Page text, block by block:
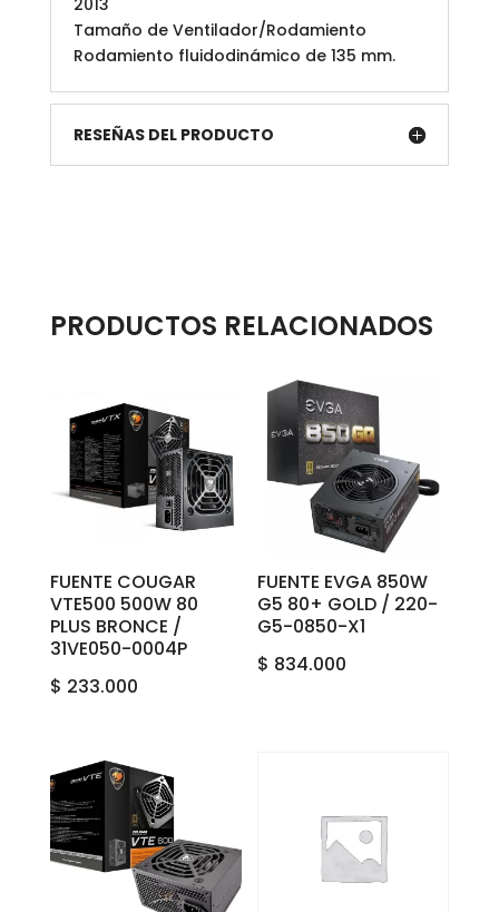
2013
Tamaño de Ventilador/Rodamiento
Rodamiento fluidodinámico de 135 mm.
RESEÑAS DEL PRODUCTO
PRODUCTOS RELACIONADOS
FUENTE COUGAR
VTE500 500W 80
PLUS BRONCE /
31VE050-0004P
$ 233.000
FUENTE EVGA 850W
G5 80+ GOLD / 220-
G5-0850-X1
$ 834.000